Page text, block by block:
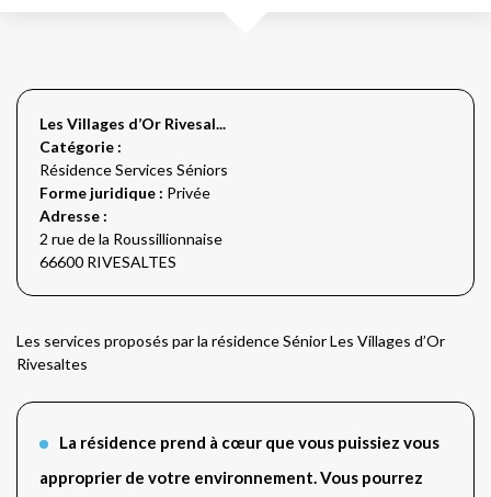
Les Villages d’Or Rivesal...
Catégorie :
Résidence Services Séniors
Forme juridique : Privée
Adresse :
2 rue de la Roussillionnaise
66600 RIVESALTES
Les services proposés par la résidence Sénior Les Villages d’Or
Rivesaltes
La résidence prend à cœur que vous puissiez vous
approprier de votre environnement. Vous pourrez